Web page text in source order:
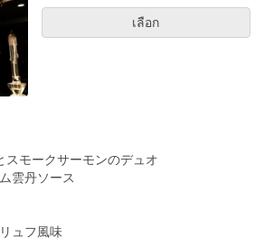
เลือก
スモークサーモンのデュオ
雲丹ソース
ュフ風味